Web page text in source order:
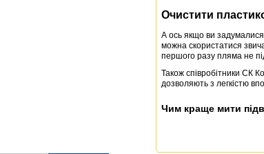
Очистити
А ось якщо ви задумалися
можна скористатися
першого разу пляма не
Також співробітники СК
дозволяють з легкістю
Чим краще мити